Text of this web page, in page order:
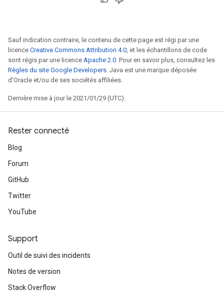
Sauf indication contraire, le contenu de cette page est régi par une
licence Creative Commons Attribution 4.0, et les échantillons de code
sont régis par une licence Apache 2.0. Pour en savoir plus, consultez les
Règles du site Google Developers. Java est une marque déposée
d'Oracle et/ou de ses sociétés affiliées.
Dernière mise à jour le 2021/01/29 (UTC).
Rester connecté
Blog
Forum
GitHub
Twitter
YouTube
Support
Outil de suivi des incidents
Notes de version
Stack Overflow